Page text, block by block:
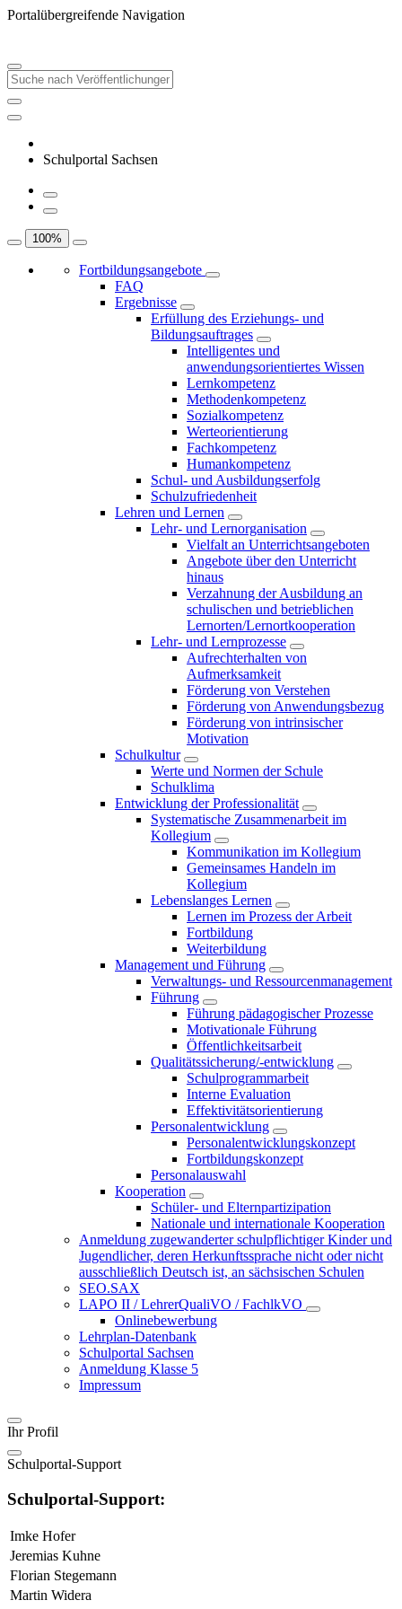
Portalübergreifende Navigation
Schulportal Sachsen
100%
Fortbildungsangebote
FAQ
Ergebnisse
Erfüllung des Erziehungs- und
Bildungsauftrages
Intelligentes und
anwendungsorientiertes Wissen
Lernkompetenz
Methodenkompetenz
Sozialkompetenz
Werteorientierung
Fachkompetenz
Humankompetenz
Schul- und Ausbildungserfolg
Schulzufriedenheit
Lehren und Lernen
Lehr- und Lernorganisation
Vielfalt an Unterrichtsangeboten
Angebote über den Unterricht
hinaus
Verzahnung der Ausbildung an
schulischen und betrieblichen
Lernorten/Lernortkooperation
Lehr- und Lernprozesse
Aufrechterhalten von
Aufmerksamkeit
Förderung von Verstehen
Förderung von Anwendungsbezug
Förderung von intrinsischer
Motivation
Schulkultur
Werte und Normen der Schule
Schulklima
Entwicklung der Professionalität
Systematische Zusammenarbeit im
Kollegium
Kommunikation im Kollegium
Gemeinsames Handeln im
Kollegium
Lebenslanges Lernen
Lernen im Prozess der Arbeit
Fortbildung
Weiterbildung
Management und Führung
Verwaltungs- und Ressourcenmanagement
Führung
Führung pädagogischer Prozesse
Motivationale Führung
Öffentlichkeitsarbeit
Qualitätssicherung/-entwicklung
Schulprogrammarbeit
Interne Evaluation
Effektivitätsorientierung
Personalentwicklung
Personalentwicklungskonzept
Fortbildungskonzept
Personalauswahl
Kooperation
Schüler- und Elternpartizipation
Nationale und internationale Kooperation
Anmeldung zugewanderter schulpflichtiger Kinder und
Jugendlicher, deren Herkunftssprache nicht oder nicht
ausschließlich Deutsch ist, an sächsischen Schulen
SEO.SAX
LAPO II / LehrerQualiVO / FachlkVO
Onlinebewerbung
Lehrplan-Datenbank
Schulportal Sachsen
Anmeldung Klasse 5
Impressum
Ihr Profil
Schulportal-Support
Schulportal-Support:
Imke Hofer
Jeremias Kuhne
Florian Stegemann
Martin Widera